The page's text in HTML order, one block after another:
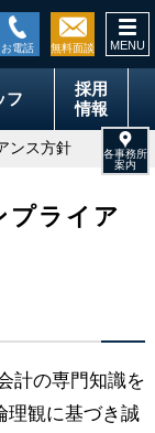
フ
採用
情報
ンス方針
プライア
計の専門知識を
理観に基づき誠